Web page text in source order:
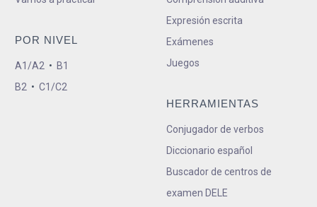
POR NIVEL
A1/A2 • B1
B2 • C1/C2
Expresión escrita
Exámenes
Juegos
HERRAMIENTAS
Conjugador de verbos
Diccionario español
Buscador de centros de
examen DELE